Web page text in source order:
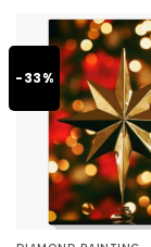
-33%